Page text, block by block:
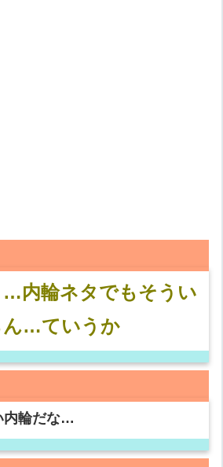
内輪ネタでもそうい
ん…ていうか
内輪だな…